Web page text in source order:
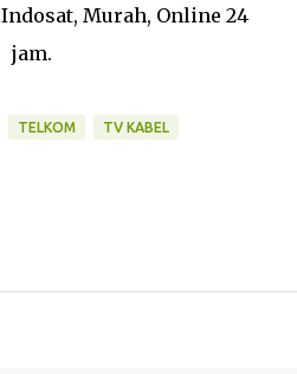
Murah, Online 24
jam.
TELKOM TV KABEL